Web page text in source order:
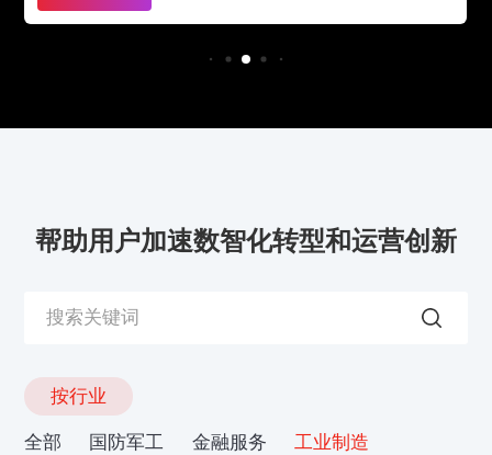
帮助用户加速数智化转型和运营创新
按行业
全部 国防军工 金融服务
工业制造